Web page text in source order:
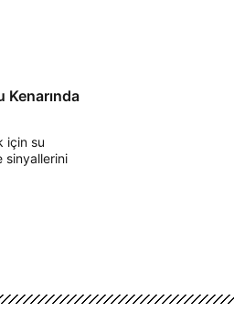
Kenarında
için su
sinyallerini